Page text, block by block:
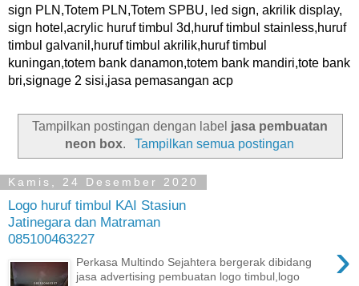
sign PLN,Totem PLN,Totem SPBU, led sign, akrilik display,
sign hotel,acrylic huruf timbul 3d,huruf timbul stainless,huruf
timbul galvanil,huruf timbul akrilik,huruf timbul
kuningan,totem bank danamon,totem bank mandiri,tote bank
bri,signage 2 sisi,jasa pemasangan acp
Tampilkan postingan dengan label jasa pembuatan
neon box. Tampilkan semua postingan
Kamis, 24 Desember 2020
Logo huruf timbul KAI Stasiun
Jatinegara dan Matraman
085100463227
›
Perkasa Multindo Sejahtera bergerak dibidang
jasa advertising pembuatan logo timbul,logo